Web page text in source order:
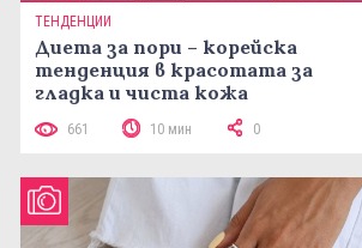
ТЕНДЕНЦИИ
Диета за пори – корейска
тенденция в красотата за
гладка и чиста кожа
661 10 мин 0